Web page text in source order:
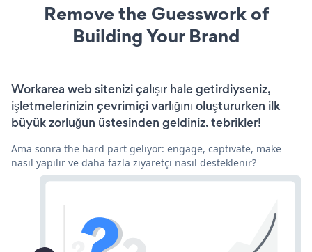
Remove the Guesswork of
Building Your Brand
Workarea web sitenizi çalışır hale getirdiyseniz,
işletmelerinizin çevrimiçi varlığını oluştururken ilk
büyük zorluğun üstesinden geldiniz. tebrikler!
Ama sonra the hard part geliyor: engage, captivate, make
nasıl yapılır ve daha fazla ziyaretçi nasıl desteklenir?